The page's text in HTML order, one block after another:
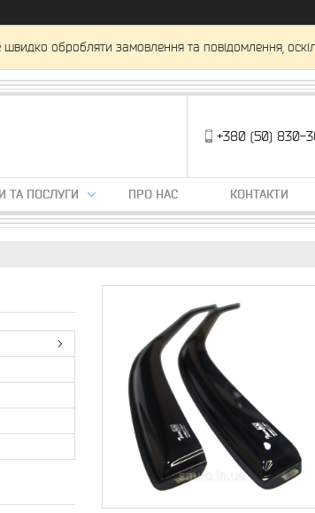
обробляти замовлення та повідомлення,
+380 (50) 830-
ТА ПОСЛУГИ ПРО НАС КОНТАКТИ